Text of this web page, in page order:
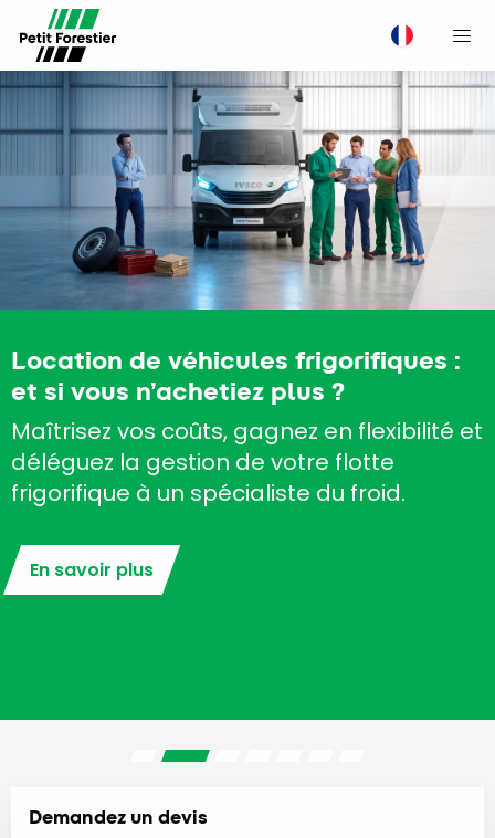
Location de véhicules frigorifiques :
et si vous n’achetiez plus ?
Maîtrisez vos coûts, gagnez en flexibilité et
déléguez la gestion de votre flotte
frigorifique à un spécialiste du froid.
En savoir plus
Demandez un devis